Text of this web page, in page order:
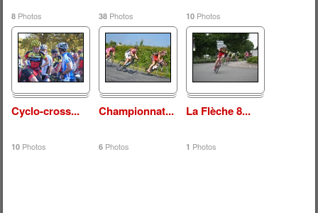
8Photos 38Photos 10Photos
Cyclo-cross...
10Photos
Championnat...
6Photos
La Flèche 8...
1 Photos